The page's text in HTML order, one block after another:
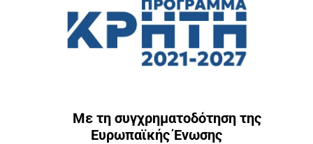
Με τη συγχρηματοδότηση της
Ευρωπαϊκής Ένωσης